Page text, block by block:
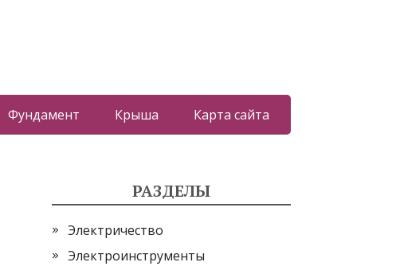
Фундамент Крыша Карта сайта
РАЗДЕЛЫ
Электричество
Электроинструменты